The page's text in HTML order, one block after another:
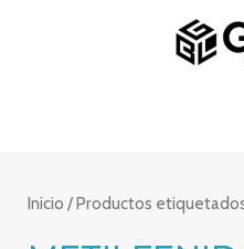
Inicio / Productos